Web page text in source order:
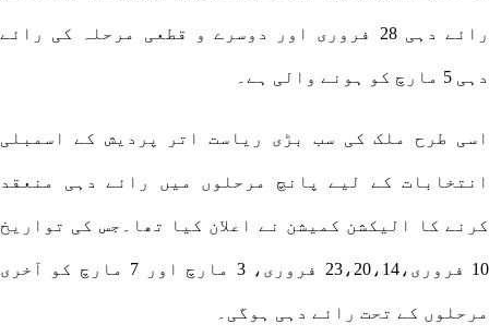
رائے دہی 28 فروری اور دوسرے و قطعی مرحلہ کی رائے
دہی 5 مارچ کو ہونے والی ہے۔
اسی طرح ملک کی سب بڑی ریاست اتر پردیش کے اسمبلی
انتخابات کے لیے پانچ مرحلوں میں رائے دہی منعقد
کرنے کا الیکشن کمیشن نے اعلان کیا تھا۔جس کی تواریخ
10 فروری،23،20،14 فروری، 3 مارچ اور 7 مارچ کو آخری
مرحلوں کے تحت رائے دہی ہوگی۔